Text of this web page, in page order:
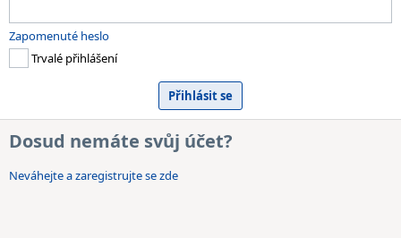
Zapomenuté heslo
Trvalé přihlášení
Dosud nemáte svůj účet?
Neváhejte a zaregistrujte se zde